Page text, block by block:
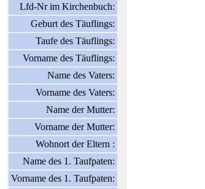
Lfd-Nr im Kirchenbuch:
Geburt des Täuflings:
Taufe des Täuflings:
Vorname des Täuflings:
Name des Vaters:
Vorname des Vaters:
Name der Mutter:
Vorname der Mutter:
Wohnort der Eltern :
Name des 1. Taufpaten:
Vorname des 1. Taufpaten: